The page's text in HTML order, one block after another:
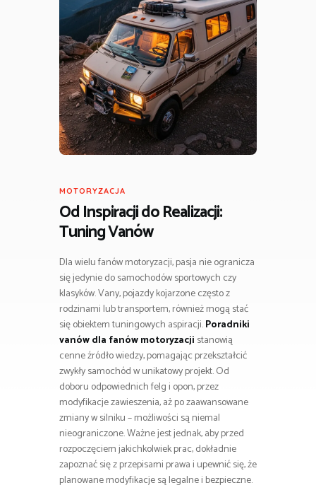
MOTORYZACJA
Od Inspiracji do Realizacji:
Tuning Vanów
Dla wielu fanów motoryzacji, pasja nie ogranicza
się jedynie do samochodów sportowych czy
klasyków. Vany, pojazdy kojarzone często z
rodzinami lub transportem, również mogą stać
się obiektem tuningowych aspiracji.Poradniki
vanów dla fanów motoryzacji stanowią
cenne źródło wiedzy, pomagając przekształcić
zwykły samochód w unikatowy projekt. Od
doboru odpowiednich felg i opon, przez
modyfikacje zawieszenia, aż po zaawansowane
zmiany w silniku – możliwości są niemal
nieograniczone. Ważne jest jednak, aby przed
rozpoczęciem jakichkolwiek prac, dokładnie
zapoznać się z przepisami prawa i upewnić się, że
planowane modyfikacje są legalne i bezpieczne.